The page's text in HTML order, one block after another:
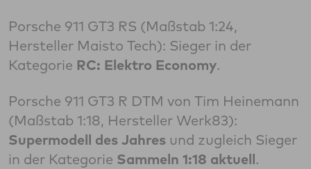
Porsche 911 GT3 RS (Maßstab 1:24,
Hersteller Maisto Tech): Sieger in der
Kategorie RC: Elektro Economy.
Porsche 911 GT3 R DTM von Tim Heinemann
(Maßstab 1:18, Hersteller Werk83):
Supermodell des Jahres und zugleich Sieger
in der Kategorie Sammeln 1:18 aktuell.